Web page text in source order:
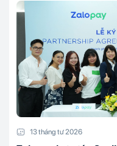
13 tháng tư 2026